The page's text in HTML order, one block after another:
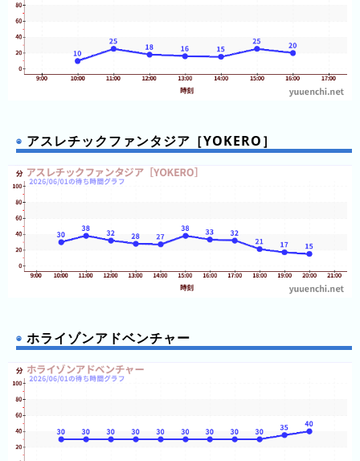
の
キ
ン
グ
グ
去
アスレチックファンタジア［YOKERO］
ホライゾンアドベンチャー